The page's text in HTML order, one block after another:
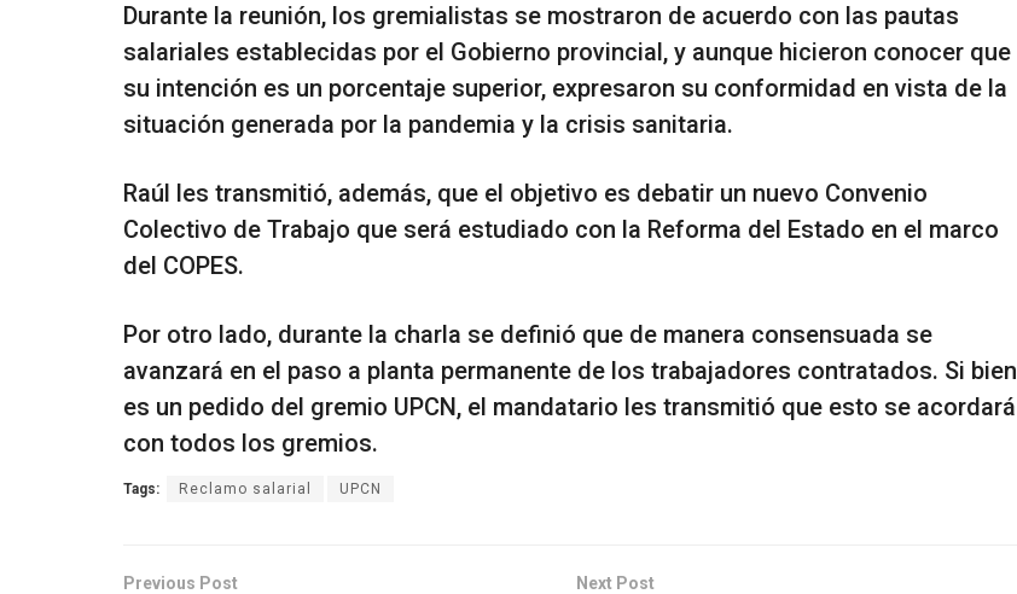
Durante la reunión, los gremialistas se mostraron de acuerdo con las pautas
salariales establecidas por el Gobierno provincial, y aunque hicieron conocer que
su intención es un porcentaje superior, expresaron su conformidad en vista de la
situación generada por la pandemia y la crisis sanitaria.
Raúl les transmitió, además, que el objetivo es debatir un nuevo Convenio
Colectivo de Trabajo que será estudiado con la Reforma del Estado en el marco
del COPES.
Por otro lado, durante la charla se definió que de manera consensuada se
avanzará en el paso a planta permanente de los trabajadores contratados. Si bien
es un pedido del gremio UPCN, el mandatario les transmitió que esto se acordará
con todos los gremios.
Tags: Reclamo salarial UPCN
Previous Post Next Post